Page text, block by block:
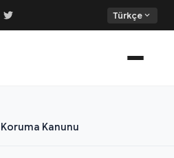
Türkçe expand_more
Kanunu